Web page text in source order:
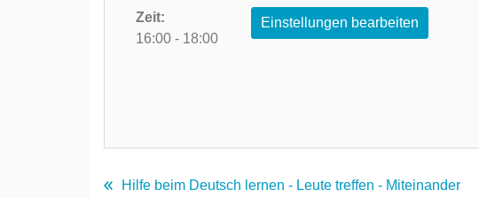
Zeit:
16:00 - 18:00
Einstellungen bearbeiten
Hilfe beim Deutsch lernen - Leute treffen - Miteinander